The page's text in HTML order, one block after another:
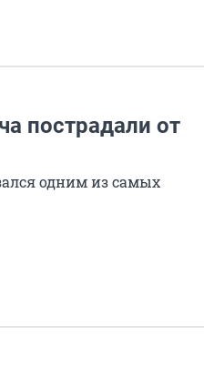
пострадали от
одним из самых